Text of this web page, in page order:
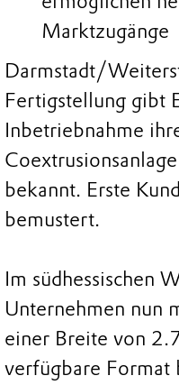
Marktzugänge
Darmstadt/
Fertigstellung gibt
Inbetriebnahme
bekannt. Erste
bemustert.
Im südhessischen
Unternehmen nun
einer Breite von
verfügbare Format